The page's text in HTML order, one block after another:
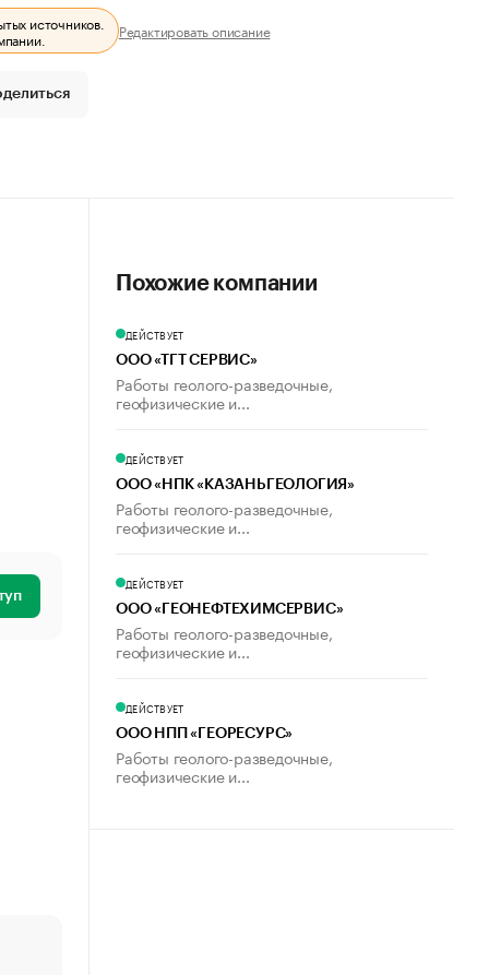
источников. Редактировать описание
Похожие компании
ДЕЙСТВУЕТ
ООО «ТГТ СЕРВИС»
Работы геолого-разведочные,
геофизические и...
ДЕЙСТВУЕТ
ООО «НПК «КАЗАНЬГЕОЛОГИЯ»
Работы геолого-разведочные,
геофизические и...
ДЕЙСТВУЕТ
ООО «ГЕОНЕФТЕХИМСЕРВИС»
Работы геолого-разведочные,
геофизические и...
ДЕЙСТВУЕТ
ООО НПП «ГЕОРЕСУРС»
Работы геолого-разведочные,
геофизические и...